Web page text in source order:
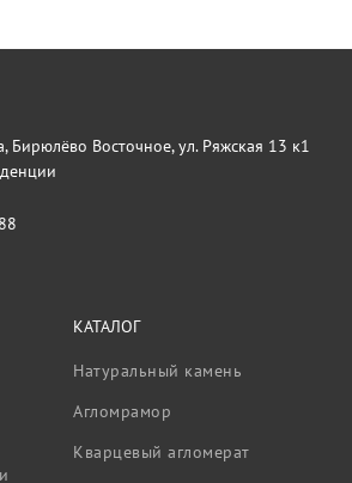
Бирюлёво Восточное, ул. Ряжская 13 к1
КАТАЛОГ
Натуральный камень
Агломрамор
Кварцевый агломерат